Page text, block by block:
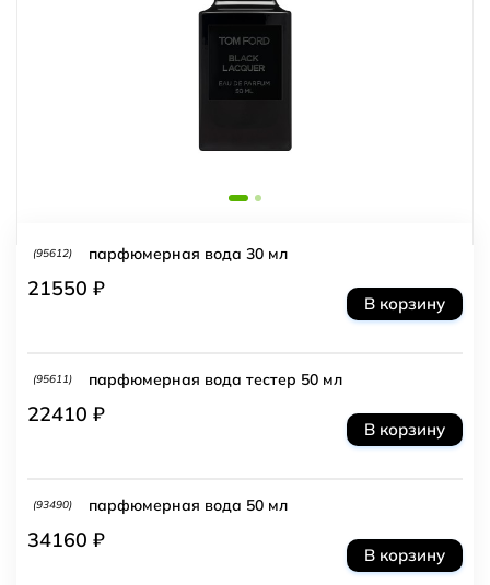
(95612) парфюмерная вода 30 мл
21550 ₽
В корзину
(95611) парфюмерная вода тестер 50 мл
22410 ₽
В корзину
(93490) парфюмерная вода 50 мл
34160 ₽
В корзину